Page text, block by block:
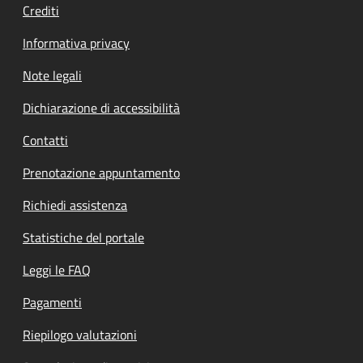
Crediti
Informativa privacy
Note legali
Dichiarazione di accessibilità
Contatti
Prenotazione appuntamento
Richiedi assistenza
Statistiche del portale
Leggi le FAQ
Pagamenti
Riepilogo valutazioni